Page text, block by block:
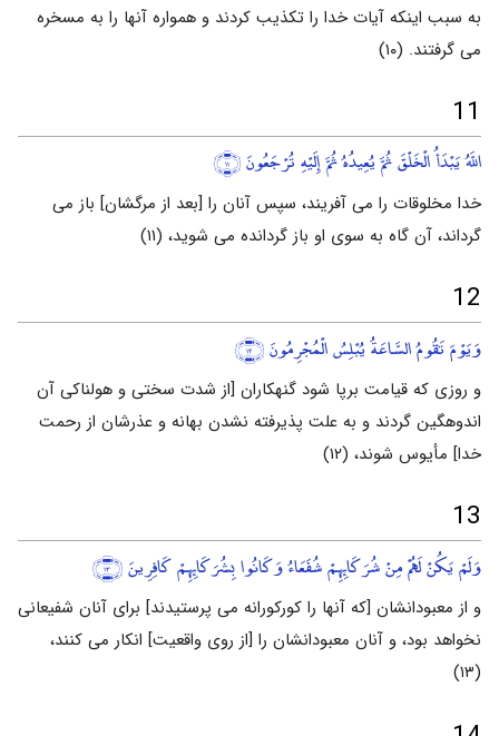
به سبب اینکه آیات خدا را تکذیب کردند و همواره آنها را به مسخره
می گرفتند. (۱۰)
11
اللَّهُ يَبْدَأُ الْخَلْقَ ثُمَّ يُعِيدُهُ ثُمَّ إِلَيْهِ تُرْجَعُونَ﴿١١﴾
خدا مخلوقات را می آفریند، سپس آنان را [بعد از مرگشان] باز می
گرداند، آن گاه به سوی او باز گردانده می شوید، (۱۱)
12
وَيَوْمَ تَقُومُ السَّاعَةُ يُبْلِسُ الْمُجْرِمُونَ﴿١٢﴾
و روزی که قیامت برپا شود گنهکاران [از شدت سختی و هولناکی آن
اندوهگین گردند و به علت پذیرفته نشدن بهانه و عذرشان از رحمت
خدا] مأیوس شوند، (۱۲)
13
وَلَمْ يَكُنْ لَهُمْ مِنْ شُرَكَائِهِمْ شُفَعَاءُ وَكَانُوا بِشُرَكَائِهِمْ كَافِرِينَ﴿١٣﴾
و از معبودانشان [که آنها را کورکورانه می پرستیدند] برای آنان شفیعانی
نخواهد بود، و آنان معبودانشان را [از روی واقعیت] انکار می کنند،
(۱۳)